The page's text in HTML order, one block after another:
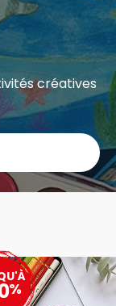
créatives
%